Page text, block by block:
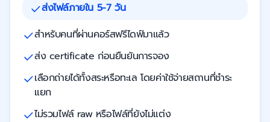
ส่งไฟล์ภายใน 5-7 วัน
สำหรับคนที่ผ่านคอร์สฟรีไดฟ์มาแล้ว
ส่ง certificate ก่อนยืนยันการจอง
เลือกถ่ายได้ทั้งสระหรือทะเล โดยค่าใช้จ่ายสถานที่ชำระ
แยก
ไม่รวมไฟล์ raw หรือไฟล์ที่ยังไม่แต่ง